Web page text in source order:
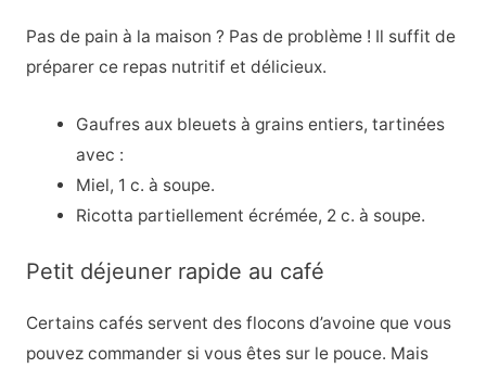
Pas de pain à la maison ? Pas de problème ! Il suffit de
préparer ce repas nutritif et délicieux.
Gaufres aux bleuets à grains entiers, tartinées
avec :
Miel, 1 c. à soupe.
Ricotta partiellement écrémée, 2 c. à soupe.
Petit déjeuner rapide au café
Certains cafés servent des flocons d’avoine que vous
pouvez commander si vous êtes sur le pouce. Mais